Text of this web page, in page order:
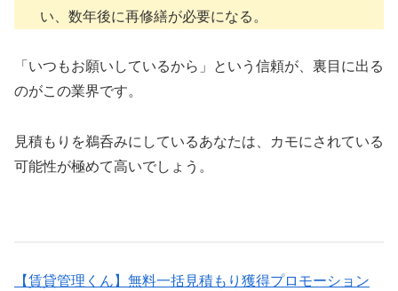
い、数年後に再修繕が必要になる。
「いつもお願いしているから」という信頼が、裏目に出る
のがこの業界です。
見積もりを鵜呑みにしているあなたは、カモにされている
可能性が極めて高いでしょう。
【賃貸管理くん】無料一括見積もり獲得プロモーション